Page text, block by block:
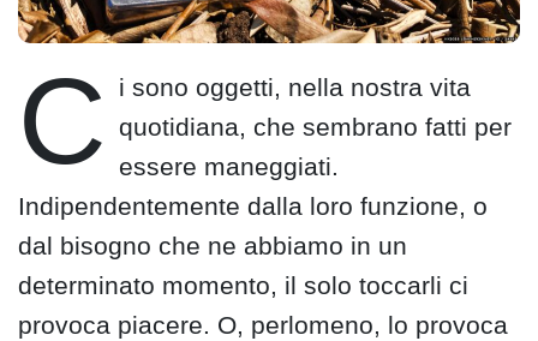
C
i sono oggetti, nella nostra vita
quotidiana, che sembrano fatti per
essere maneggiati.
Indipendentemente dalla loro funzione, o
dal bisogno che ne abbiamo in un
determinato momento, il solo toccarli ci
provoca piacere. O, perlomeno, lo provoca